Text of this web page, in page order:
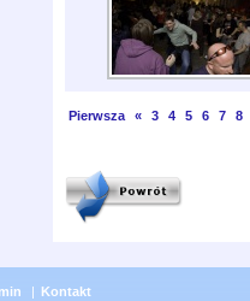
Pierwsza « 3 4 5 6 7 8
| Kontakt